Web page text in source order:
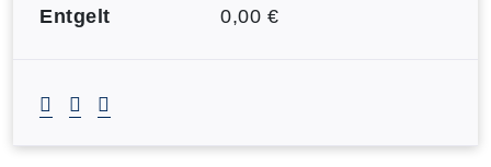
Entgelt 0,00 €